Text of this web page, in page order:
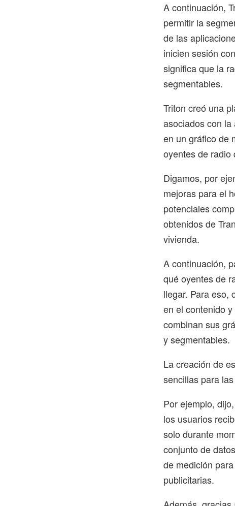
A continuación,
permitir la
de las
inicien sesión
significa que la
segmentables.
Triton creó una
asociados con
en un gráfico de
oyentes de radio
Digamos, por
mejoras para el
potenciales
obtenidos de
vivienda.
A continuación,
qué oyentes de
llegar. Para eso,
en el contenido
combinan sus
y segmentables.
La creación de
sencillas para
Por ejemplo,
los usuarios
solo durante
conjunto de
de medición
publicitarias.